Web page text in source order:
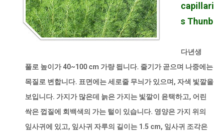
capillari
s Thunb
다년생
풀로 높이가 40~100 cm 가량 됩니다. 줄기가 곧으며 나중에는
목질로 변합니다. 표면에는 세로줄 무늬가 있으며, 자색 빛깔을
보입니다. 가지가 많은데 늙은 가지는 빛깔이 윤택하고, 어린
싹은 껍질에 회백색의 가는 털이 있습니다. 영양은 가지 위의
잎사귀에 있고, 잎사귀 자루의 길이는 1.5 cm, 잎사귀 조각은